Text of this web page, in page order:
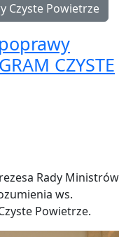
Czyste Powietrze
CZYSTE
Rady Ministrów
ws.
Powietrze.